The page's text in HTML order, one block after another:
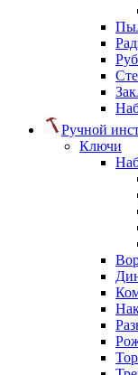
Ручной
Ключи